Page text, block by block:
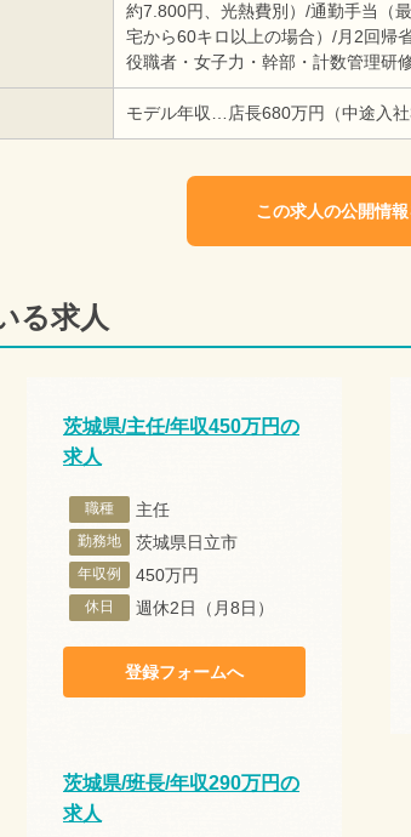
約7.800円、光熱費別）/通勤手当（
宅から60キロ以上の場合）/月2回帰
役職者・女子力・幹部・計数管理研
モデル年収…店長680万円（中途入社
この求人の公開情報
る求人
茨城県/主任/年収450万円の
求人
職種 主任
勤務地 茨城県日立市
年収例 450万円
休日 週休2日（月8日）
登録フォームへ
茨城県/班長/年収290万円の
求人